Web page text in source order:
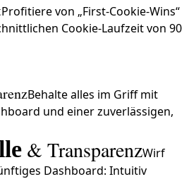
Profitiere von „First-Cookie-Wins“
Cookie-Laufzeit von 90
Behalte alles im Griff mit
und einer zuverlässigen,
& TransparenzWirf
Dashboard: Intuitiv